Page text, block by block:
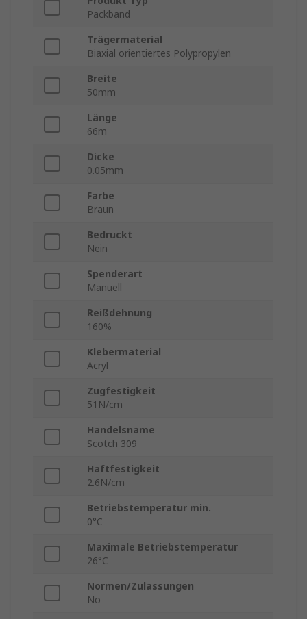
Packband
Trägermaterial
Biaxial orientiertes Polypropylen
Breite
50mm
Länge
66m
Dicke
0.05mm
Farbe
Braun
Bedruckt
Nein
Spenderart
Manuell
Reißdehnung
160%
Klebermaterial
Acryl
Zugfestigkeit
51N/cm
Handelsname
Scotch 309
Haftfestigkeit
2.6N/cm
Betriebstemperatur min.
0°C
Maximale Betriebstemperatur
26°C
Normen/Zulassungen
No